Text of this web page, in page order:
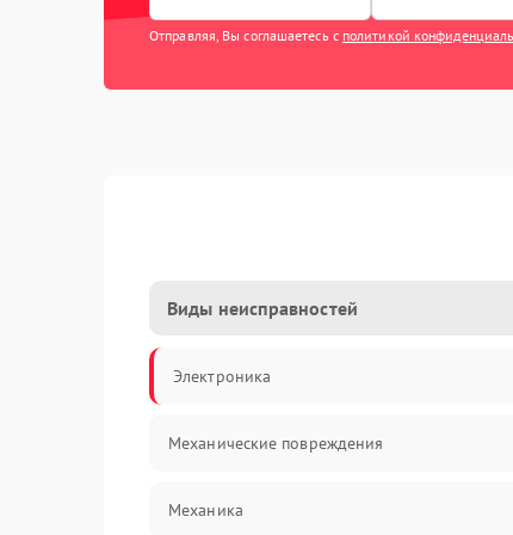
Отправляя, Вы соглашаетесь с политикой
Виды неисправностей
Электроника
Механические повреждения
Механика